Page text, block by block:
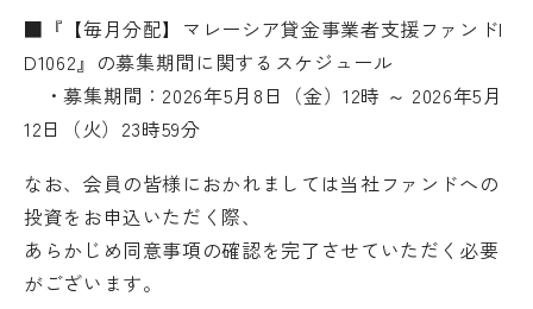
■『【毎月分配】マレーシア貸金事業者支援ファンドI
D1062』の募集期間に関するスケジュール
・募集期間：2026年5月8日（金）12時 ～ 2026年5月
12日（火）23時59分
なお、会員の皆様におかれましては当社ファンドへの
投資をお申込いただく際、
あらかじめ同意事項の確認を完了させていただく必要
がございます。